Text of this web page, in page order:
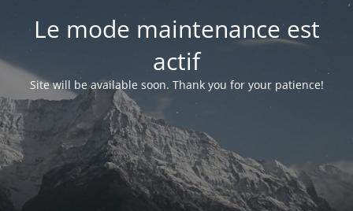
Le mode maintenance est
actif
Site will be available soon. Thank you for your patience!